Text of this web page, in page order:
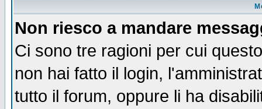
Non riesco a mandare
Ci sono tre ragioni per cui
non hai fatto il login,
tutto il forum, oppure li ha